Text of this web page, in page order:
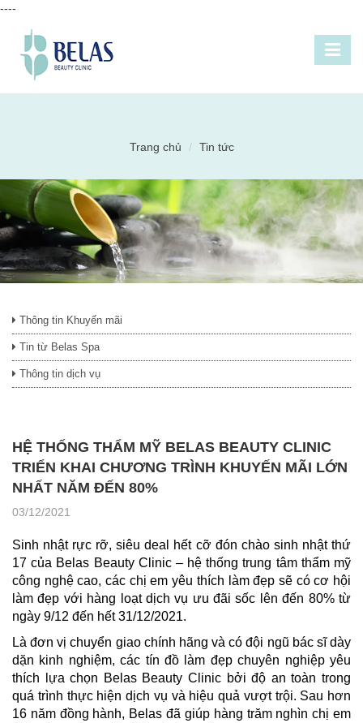
----
Trang chủ Tin tức
Thông tin Khuyến mãi
Tin từ Belas Spa
Thông tin dịch vụ
HỆ THỐNG THẨM MỸ BELAS BEAUTY CLINIC
TRIỂN KHAI CHƯƠNG TRÌNH KHUYẾN MÃI LỚN
NHẤT NĂM ĐẾN 80%
03/12/2021
Sinh nhật rực rỡ, siêu deal hết cỡ đón chào sinh nhật thứ
17 của Belas Beauty Clinic – hệ thống trung tâm thẩm mỹ
công nghệ cao, các chị em yêu thích làm đẹp sẽ có cơ hội
làm đẹp với hàng loạt dịch vụ ưu đãi sốc lên đến 80% từ
ngày 9/12 đến hết 31/12/2021.
Là đơn vị chuyển giao chính hãng và có đội ngũ bác sĩ dày
dặn kinh nghiệm, các tín đồ làm đẹp chuyên nghiệp yêu
thích lựa chọn Belas Beauty Clinic bởi độ an toàn trong
quá trình thực hiện dịch vụ và hiệu quả vượt trội. Sau hơn
16 năm đồng hành, Belas đã giúp hàng trăm nghìn chị em